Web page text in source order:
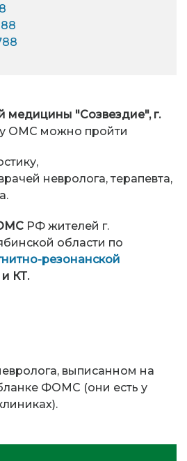
медицины "Созвездие", г.
ОМС можно пройти
невролога, терапевта,
РФ жителей г.
области по
резонанской
КТ.
выписанном на
ФОМС (они есть у